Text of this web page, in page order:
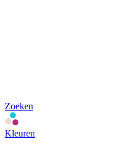
Zoeken
Kleuren